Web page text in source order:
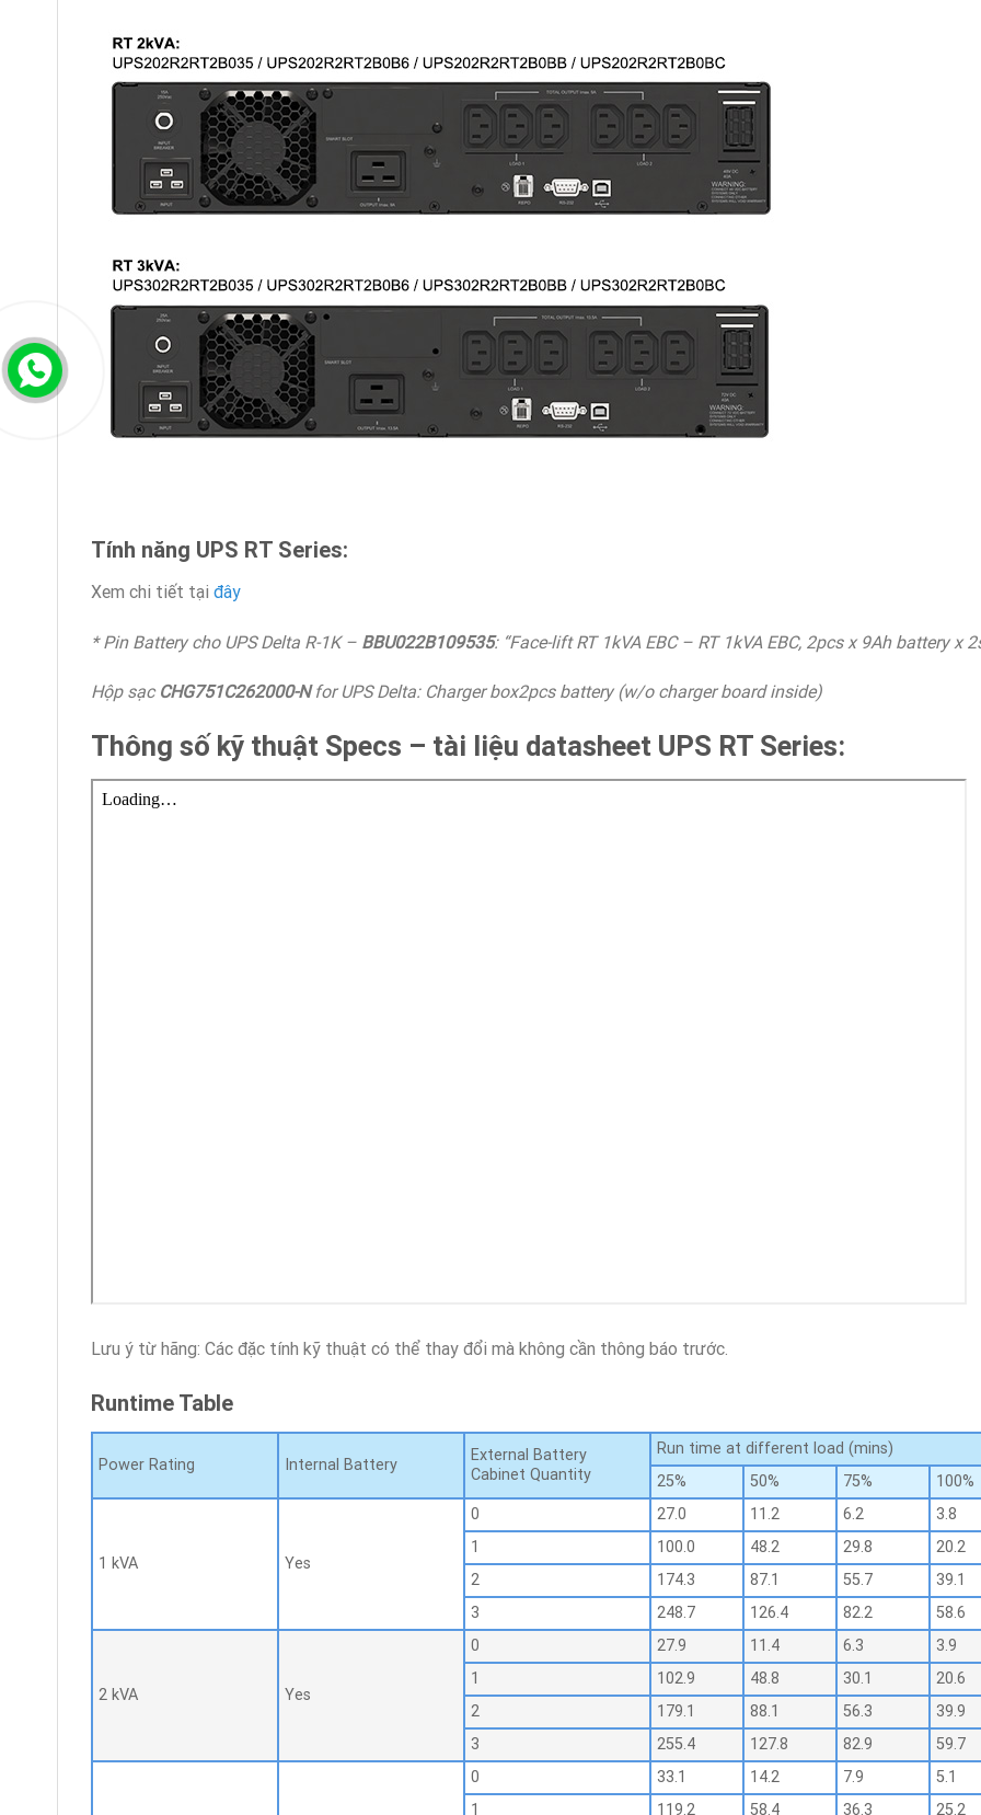
Tính năng UPS RT Series:
Xem chi tiết tại đây
* Pin Battery cho UPS Delta R-1K – BBU022B109535: “Face-lift RT 1kVA EBC – RT 1kVA EBC, 2pcs x 9Ah battery x
Hộp sạc CHG751C262000-Nfor UPS Delta: Charger box2pcs battery (w/o charger board inside)
Thông số kỹ thuật Specs – tài liệu datasheet UPS RT Series:
Lưu ý từ hãng: Các đặc tính kỹ thuật có thể thay đổi mà không cần thông báo trước.
Runtime Table
Power Rating Internal Battery
External Battery
Cabinet Quantity
Run time at different load (mins)
25%
50% 75% 100%
1 kVA Yes
0 27.0 11.2 6.2
3.8
1
100.0 48.2 29.8
20.2
2
174.3 87.1 55.7
39.1
3
248.7 126.4 82.2 58.6
2 kVA Yes
0 27.9 11.4 6.3
3.9
1
102.9 48.8 30.1
20.6
2
179.1 88.1 56.3
39.9
3
255.4 127.8 82.9
59.7
0
33.1 14.2 7.9
5.1
1
119.2 58.4 36.3 25.2